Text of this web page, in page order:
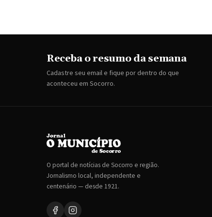
Receba o resumo da semana
Cadastre seu email e fique por dentro do que
aconteceu em Socorro.
O portal de notícias de Socorro e região.
Jornalismo local, independente e
centenário — desde 1921.